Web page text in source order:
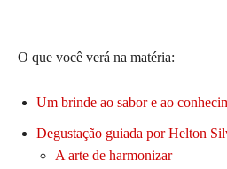
O que você verá na matéria:
Um brinde ao sabor e ao
Degustação guiada por Helton
A arte de harmonizar